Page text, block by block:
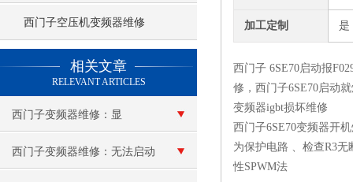
西门子空压机变频器维修
相关文章
RELEVANT ARTICLES
西门子变频器维修：显
示“e”报警
西门子变频器维修：无法启动
加工定制 是
西门子 6SE70启动报
修，西门子6SE70启动
变频器igbt损坏维修
西门子6SE70变频器开
为保护电路 、检查R3
性SPWM法